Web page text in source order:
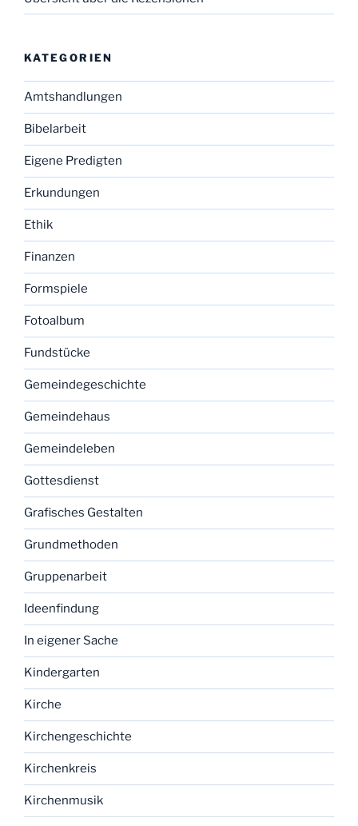
KATEGORIEN
Amtshandlungen
Bibelarbeit
Eigene Predigten
Erkundungen
Ethik
Finanzen
Formspiele
Fotoalbum
Fundstücke
Gemeindegeschichte
Gemeindehaus
Gemeindeleben
Gottesdienst
Grafisches Gestalten
Grundmethoden
Gruppenarbeit
Ideenfindung
In eigener Sache
Kindergarten
Kirche
Kirchengeschichte
Kirchenkreis
Kirchenmusik